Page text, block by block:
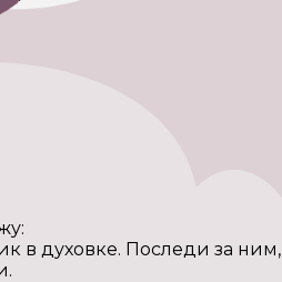
в духовке. Последи за ним,